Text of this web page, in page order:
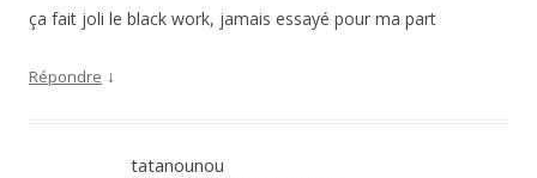
ça fait joli le black work, jamais essayé pour ma part
Répondre ↓
tatanounou